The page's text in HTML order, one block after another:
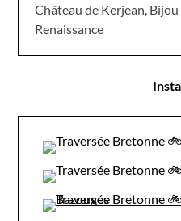
Château de Kerjean,
Renaissance